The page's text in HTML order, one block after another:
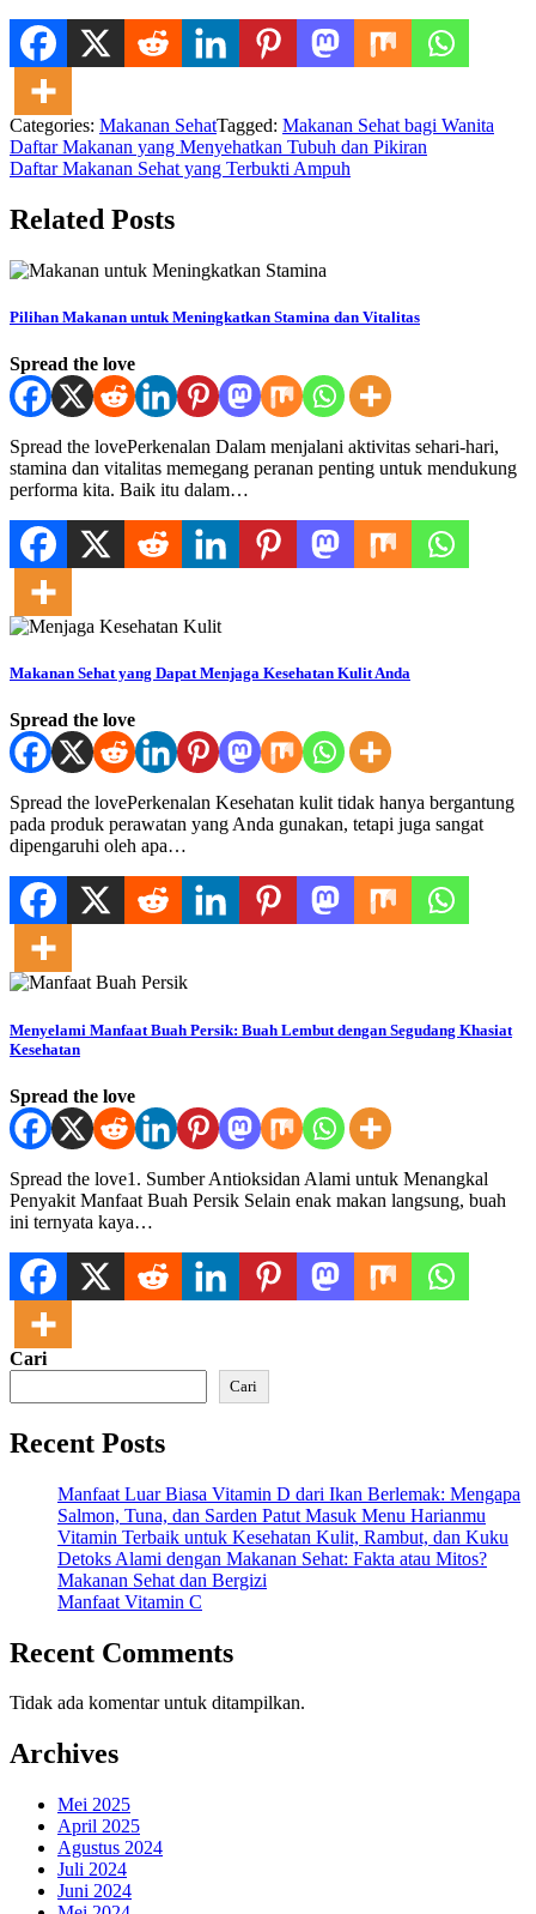
Categories: Makanan SehatTagged: Makanan Sehat bagi Wanita
Navigasi
pos
Daftar Makanan yang Menyehatkan Tubuh dan Pikiran
Daftar Makanan Sehat yang Terbukti Ampuh
Related Posts
Pilihan Makanan untuk Meningkatkan Stamina dan Vitalitas
Spread the love
Spread the lovePerkenalan Dalam menjalani aktivitas sehari-hari,
stamina dan vitalitas memegang peranan penting untuk mendukung
performa kita. Baik itu dalam…
Makanan Sehat yang Dapat Menjaga Kesehatan Kulit Anda
Spread the love
Spread the lovePerkenalan Kesehatan kulit tidak hanya bergantung
pada produk perawatan yang Anda gunakan, tetapi juga sangat
dipengaruhi oleh apa…
Menyelami Manfaat Buah Persik: Buah Lembut dengan Segudang Khasiat
Kesehatan
Spread the love
Spread the love1. Sumber Antioksidan Alami untuk Menangkal
Penyakit Manfaat Buah Persik Selain enak makan langsung, buah
ini ternyata kaya…
Cari
Cari
Recent Posts
Manfaat Luar Biasa Vitamin D dari Ikan Berlemak: Mengapa
Salmon, Tuna, dan Sarden Patut Masuk Menu Harianmu
Vitamin Terbaik untuk Kesehatan Kulit, Rambut, dan Kuku
Detoks Alami dengan Makanan Sehat: Fakta atau Mitos?
Makanan Sehat dan Bergizi
Manfaat Vitamin C
Recent Comments
Tidak ada komentar untuk ditampilkan.
Archives
Mei 2025
April 2025
Agustus 2024
Juli 2024
Juni 2024